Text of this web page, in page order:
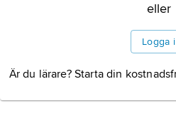
Information om
eller
Logga
Är du lärare? Starta din